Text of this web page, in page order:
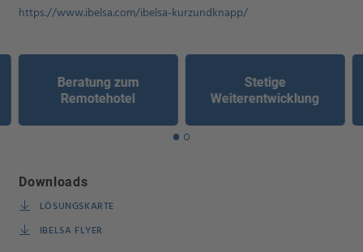
https://www.ibelsa.com/ibelsa-kurzundknapp/
Beratung zum
Remotehotel
Stetige
Weiterentwicklung
Downloads
LÖSUNGSKARTE
IBELSA FLYER